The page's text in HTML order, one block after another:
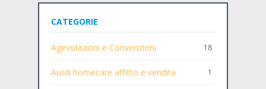
CATEGORIE
Agevolazioni e Convenzioni 18
Ausili homecare affitto e vendita 1